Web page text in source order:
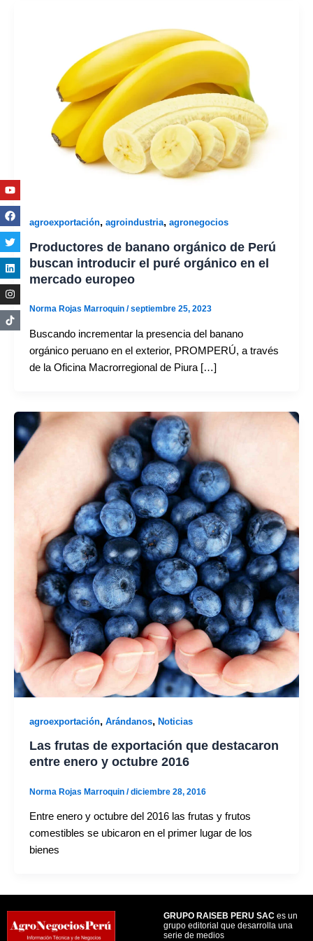
agroexportación, agroindustria, agronegocios
Productores de banano orgánico de Perú
buscan introducir el puré orgánico en el
mercado europeo
Norma Rojas Marroquin /septiembre 25, 2023
Buscando incrementar la presencia del banano
orgánico peruano en el exterior, PROMPERÚ, a través
de la Oficina Macrorregional de Piura […]
agroexportación, Arándanos, Noticias
Las frutas de exportación que destacaron
entre enero y octubre 2016
Norma Rojas Marroquin /diciembre 28, 2016
Entre enero y octubre del 2016 las frutas y frutos
comestibles se ubicaron en el primer lugar de los
bienes
GRUPO RAISEB PERU SAC es un
grupo editorial que desarrolla una
serie de medios
Youtube
Facebook
Twitter
Linkedin
Instagram